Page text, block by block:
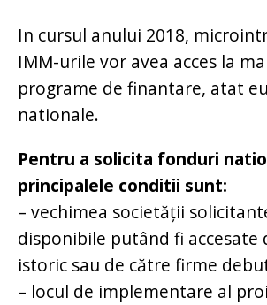
In cursul anului 2018,
IMM-urile vor avea acces la
programe de finantare, atat
nationale.
Pentru a solicita fonduri
principalele conditii sunt:
– vechimea societății
disponibile putând fi accesate
istoric sau de către firme
– locul de implementare al